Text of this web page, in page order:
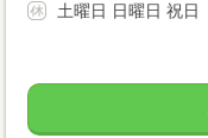
土曜日 日曜日 祝日